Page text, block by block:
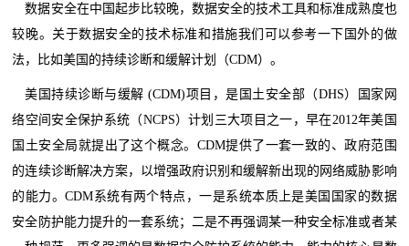
数据安全在中国起步比较晚，数据安全的技术工具和标准成熟度也
较晚。关于数据安全的技术标准和措施我们可以参考一下国外的做
法，比如美国的持续诊断和缓解计划（CDM）。
美国持续诊断与缓解 (CDM)项目，是国土安全部（DHS）国家网
络空间安全保护系统（NCPS）计划三大项目之一，早在2012年美国
国土安全局就提出了这个概念。CDM提供了一套一致的、政府范围
的连续诊断解决方案，以增强政府识别和缓解新出现的网络威胁影响
的能力。CDM系统有两个特点，一是系统本质上是美国国家的数据
安全防护能力提升的一套系统；二是不再强调某一种安全标准或者某